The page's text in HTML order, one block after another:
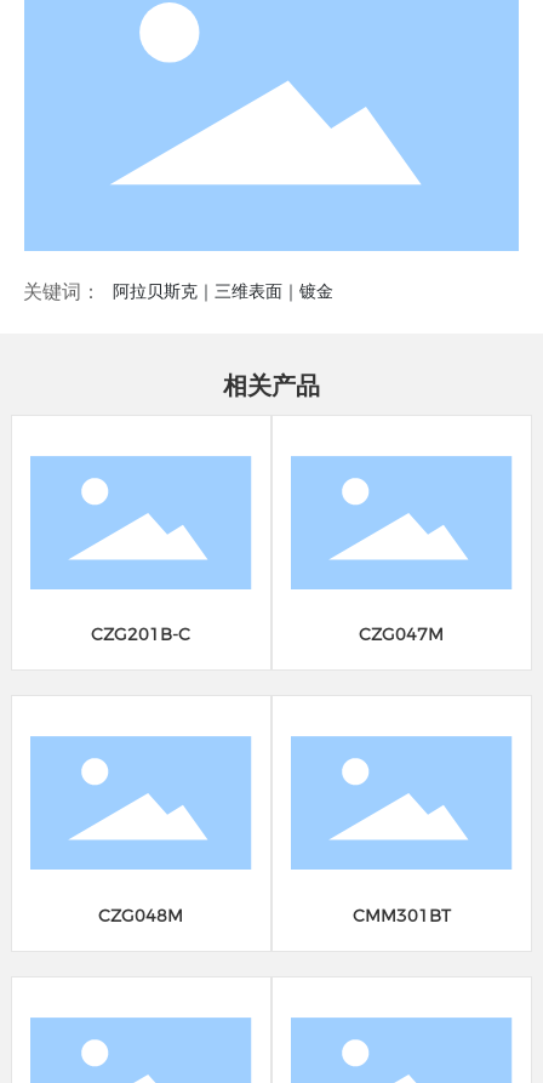
关键词： 阿拉贝斯克｜三维表面｜镀金
相关产品
CZG201B-C CZG047M
CZG048M CMM301BT